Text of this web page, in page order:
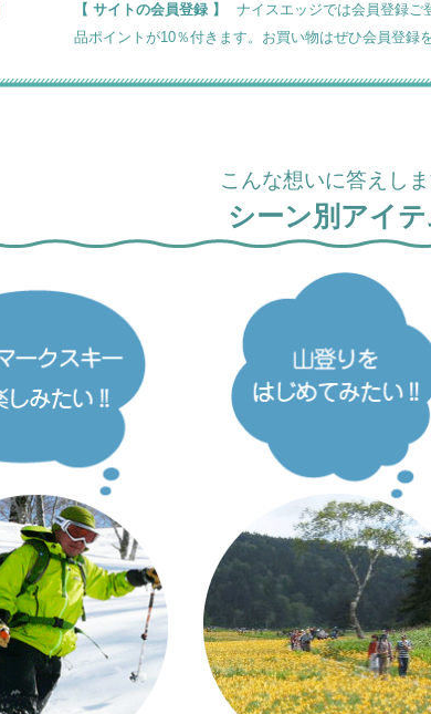
サイトの会員登録
ナイスエッジでは会員登録ご
品ポイントが10％付きます。お買い物はぜひ会員登録
こんな想いに答えし
シーン別アイ